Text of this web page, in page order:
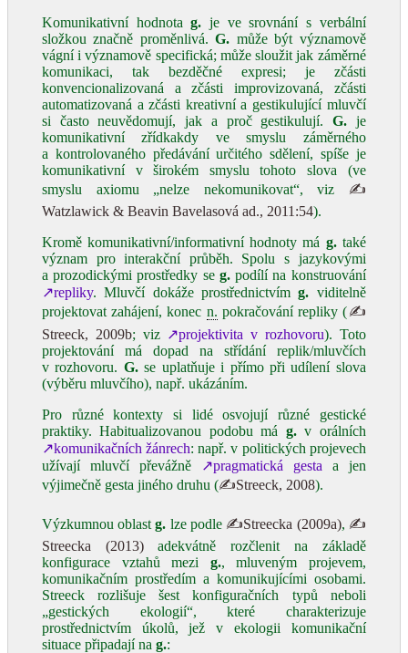
Komunikativní hodnotag. je ve srovnání s verbální
složkou značně proměnlivá.G. může být významově
vágní i významově specifická; může sloužit jak záměrné
komunikaci, tak bezděčné expresi; je zčásti
konvencionalizovaná a zčásti improvizovaná, zčásti
automatizovaná a zčásti kreativní a gestikulující mluvčí
si často neuvědomují, jak a proč gestikulují.G. je
komunikativní zřídkakdy ve smyslu záměrného
a kontrolovaného předávání určitého sdělení, spíše je
komunikativní v širokém smyslu tohoto slova (ve
smyslu axiomu „nelze nekomunikovat“, viz ✍
Watzlawick & Beavin Bavelasová ad., 2011:54).
Kromě komunikativní/informativní hodnoty má g.také
význam pro interakční průběh. Spolu s jazykovými
a prozodickými prostředky se g. podílí na konstruování
↗repliky. Mluvčí dokáže prostřednictvímg. viditelně
projektovat zahájení, konec n. pokračování repliky (✍
Streeck, 2009b; viz ↗projektivita v rozhovoru). Toto
projektování má dopad na střídání replik/mluvčích
v rozhovoru. G.se uplatňuje i přímo při udílení slova
(výběru mluvčího), např. ukázáním.
Pro různé kontexty si lidé osvojují různé gestické
praktiky. Habitualizovanou podobu má g.v orálních
↗komunikačních žánrech: např. v politických projevech
užívají mluvčí převážně
↗pragmatická gesta a jen
výjimečně gesta jiného druhu (✍Streeck, 2008).
Výzkumnou oblastg. lze podle ✍Streecka (2009a), ✍
Streecka (2013)adekvátně rozčlenit na základě
konfigurace vztahů mezi g., mluveným projevem,
komunikačním prostředím a komunikujícími osobami.
Streeck rozlišuje šest konfiguračních typů neboli
„gestických ekologií“, které charakterizuje
prostřednictvím úkolů, jež v ekologii komunikační
situace připadají na g.: